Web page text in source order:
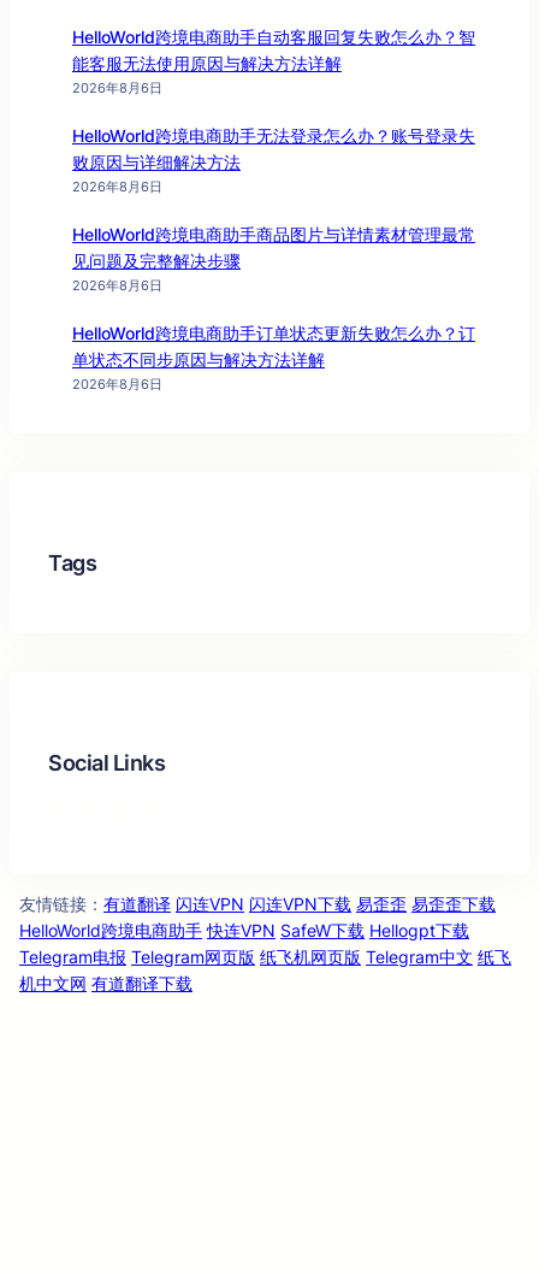
HelloWorld跨境电商助手自动客服回复失败怎么办？智
能客服无法使用原因与解决方法详解
2026年8月6日
HelloWorld跨境电商助手无法登录怎么办？账号登录失
败原因与详细解决方法
2026年8月6日
HelloWorld跨境电商助手商品图片与详情素材管理最常
见问题及完整解决步骤
2026年8月6日
HelloWorld跨境电商助手订单状态更新失败怎么办？订
单状态不同步原因与解决方法详解
2026年8月6日
Tags
Social Links
友情链接 ： 有道翻译 闪连VPN 闪连VPN下载 易歪歪 易歪歪下载
HelloWorld跨境电商助手 快连VPN SafeW下载 Hellogpt下载
Telegram电报 Telegram网页版 纸飞机网页版 Telegram中文 纸飞
机中文网 有道翻译下载